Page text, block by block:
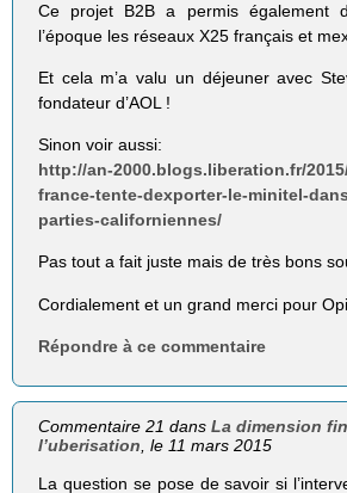
Ce projet B2B a permis également
l’époque les réseaux X25 français et
Et cela m’a valu un déjeuner avec
fondateur d’AOL !
Sinon voir aussi:
http://an-2000.blogs.liberation.fr/
france-tente-dexporter-le-minitel-
parties-californiennes/
Pas tout a fait juste mais de très bons
Cordialement et un grand merci pour
Répondre à ce commentaire
Commentaire 21 dansLa dimension
l’uberisation , le 11 mars 2015
La question se pose de savoir si